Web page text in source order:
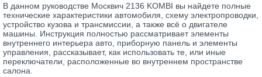
В данном руководстве Москвич 2136 KOMBI вы найдете полные
технические характеристики автомобиля, схему электропроводки,
устройство кузова и трансмиссии, а также всё о двигателе
машины. Инструкция полностью рассматривает элементы
внутреннего интерьера авто, приборную панель и элементы
управления, рассказывает, как использовать те, или иные
переключатели, расположенные во внутреннем пространстве
салона.